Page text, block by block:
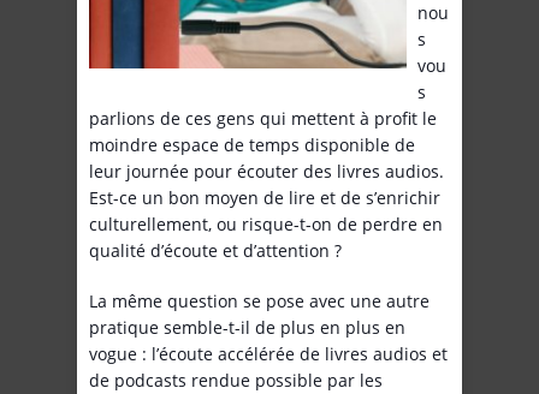
nou
s
vou
s
parlions de ces gens qui mettent à profit le
moindre espace de temps disponible de
leur journée pour écouter des livres audios.
Est-ce un bon moyen de lire et de s’enrichir
culturellement, ou risque-t-on de perdre en
qualité d’écoute et d’attention ?
La même question se pose avec une autre
pratique semble-t-il de plus en plus en
vogue : l’écoute accélérée de livres audios et
de podcasts rendue possible par les